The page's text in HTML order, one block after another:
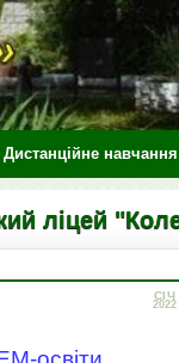
Дистанційне навчання
"Колегіум"
СІЧ
2022